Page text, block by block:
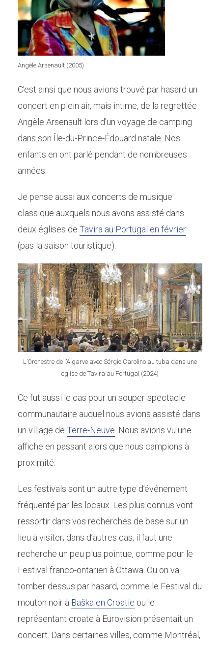
Angèle Arsenault (2005)
C’est ainsi que nous avions trouvé par hasard un
concert en plein air, mais intime, de la regrettée
Angèle Arsenault lors d’un voyage de camping
dans son Île-du-Prince-Édouard natale. Nos
enfants en ont parlé pendant de nombreuses
années.
Je pense aussi aux concerts de musique
classique auxquels nous avons assisté dans
deux églises de Tavira au Portugal en février
(pas la saison touristique).
L’Orchestre de l’Algarve avec Sérgio Carolino au tuba dans une
église de Tavira au Portugal (2024)
Ce fut aussi le cas pour un souper-spectacle
communautaire auquel nous avions assisté dans
un village de Terre-Neuve . Nous avions vu une
affiche en passant alors que nous campions à
proximité.
Les festivals sont un autre type d’événement
fréquenté par les locaux. Les plus connus vont
ressortir dans vos recherches de base sur un
lieu à visiter; dans d’autres cas, il faut une
recherche un peu plus pointue, comme pour le
Festival franco-ontarien à Ottawa. Ou on va
tomber dessus par hasard, comme le Festival du
mouton noir à Baška en Croatie ou le
représentant croate à Eurovision présentait un
concert. Dans certaines villes, comme Montréal,